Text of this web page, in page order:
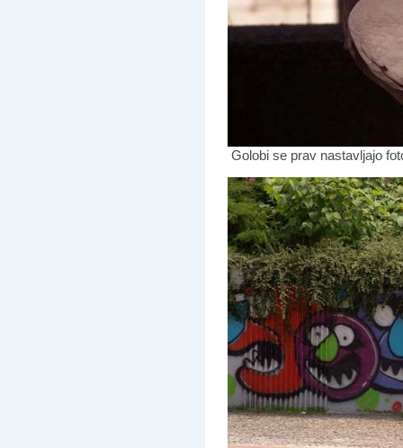
Golobi se prav nastavljajo